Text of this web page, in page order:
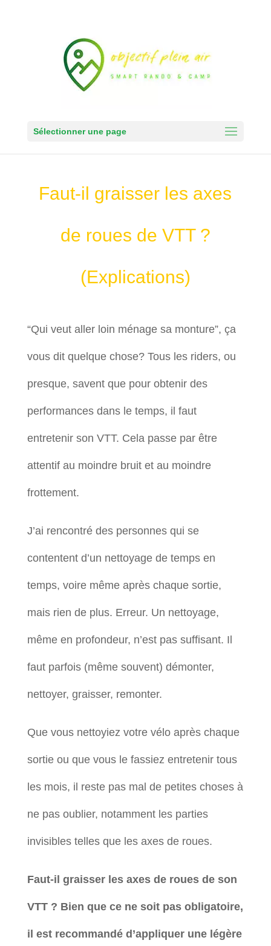
Sélectionner une page
Faut-il graisser les axes
de roues de VTT ?
(Explications)
“Qui veut aller loin ménage sa monture”, ça
vous dit quelque chose? Tous les riders, ou
presque, savent que pour obtenir des
performances dans le temps, il faut
entretenir son VTT. Cela passe par être
attentif au moindre bruit et au moindre
frottement.
J’ai rencontré des personnes qui se
contentent d’un nettoyage de temps en
temps, voire même après chaque sortie,
mais rien de plus. Erreur. Un nettoyage,
même en profondeur, n’est pas suffisant. Il
faut parfois (même souvent) démonter,
nettoyer, graisser, remonter.
Que vous nettoyiez votre vélo après chaque
sortie ou que vous le fassiez entretenir tous
les mois, il reste pas mal de petites choses à
ne pas oublier, notamment les parties
invisibles telles que les axes de roues.
Faut-il graisser les axes de roues de son
VTT ? Bien que ce ne soit pas obligatoire,
il est recommandé d’appliquer une légère